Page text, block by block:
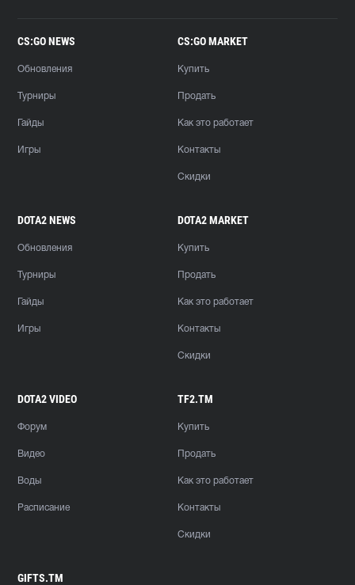
CS:GO NEWS
Обновления
Турниры
Гайды
Игры
CS:GO MARKET
Купить
Продать
Как это работает
Контакты
Скидки
DOTA2 NEWS
Обновления
Турниры
Гайды
Игры
DOTA2 MARKET
Купить
Продать
Как это работает
Контакты
Скидки
DOTA2 VIDEO
Форум
Видео
Воды
Расписание
TF2.TM
Купить
Продать
Как это работает
Контакты
Скидки
GIFTS.TM